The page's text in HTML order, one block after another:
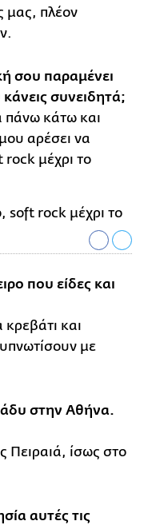
μας, πλέον
σου παραμένει
συνειδητά;
πάνω κάτω και
αρέσει να
μέχρι το
που είδες και
και
με
στην Αθήνα.
Πειραιά, ίσως στο
αυτές τις